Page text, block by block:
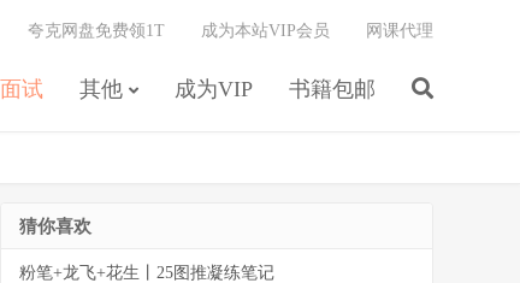
面试 其他 成为VIP 书籍包邮
夸克网盘免费领1T 成为本站VIP会员 网课代理
猜你喜欢
粉笔+龙飞+花生丨25图推凝练笔记